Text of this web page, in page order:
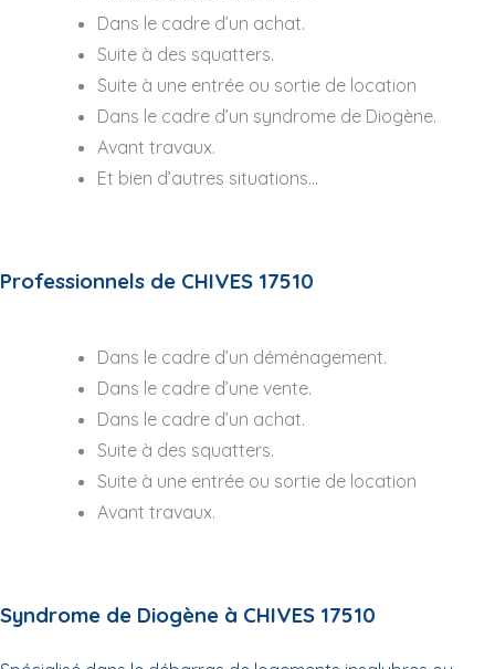
Dans le cadre d’un achat.
Suite à des squatters.
Suite à une entrée ou sortie de location
Dans le cadre d’un syndrome de Diogène.
Avant travaux.
Et bien d’autres situations…
Professionnels de CHIVES 17510
Dans le cadre d’un déménagement.
Dans le cadre d’une vente.
Dans le cadre d’un achat.
Suite à des squatters.
Suite à une entrée ou sortie de location
Avant travaux.
Syndrome de Diogène à CHIVES 17510